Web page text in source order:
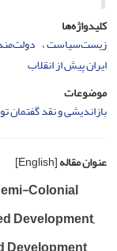
کلیدواژه‌ها
زیست‌سیاست
ایران پیش از انقلاب
موضوعات
بازاندیشی و نقد گفتمان
عنوان مقاله[English]
Colonial
Development,